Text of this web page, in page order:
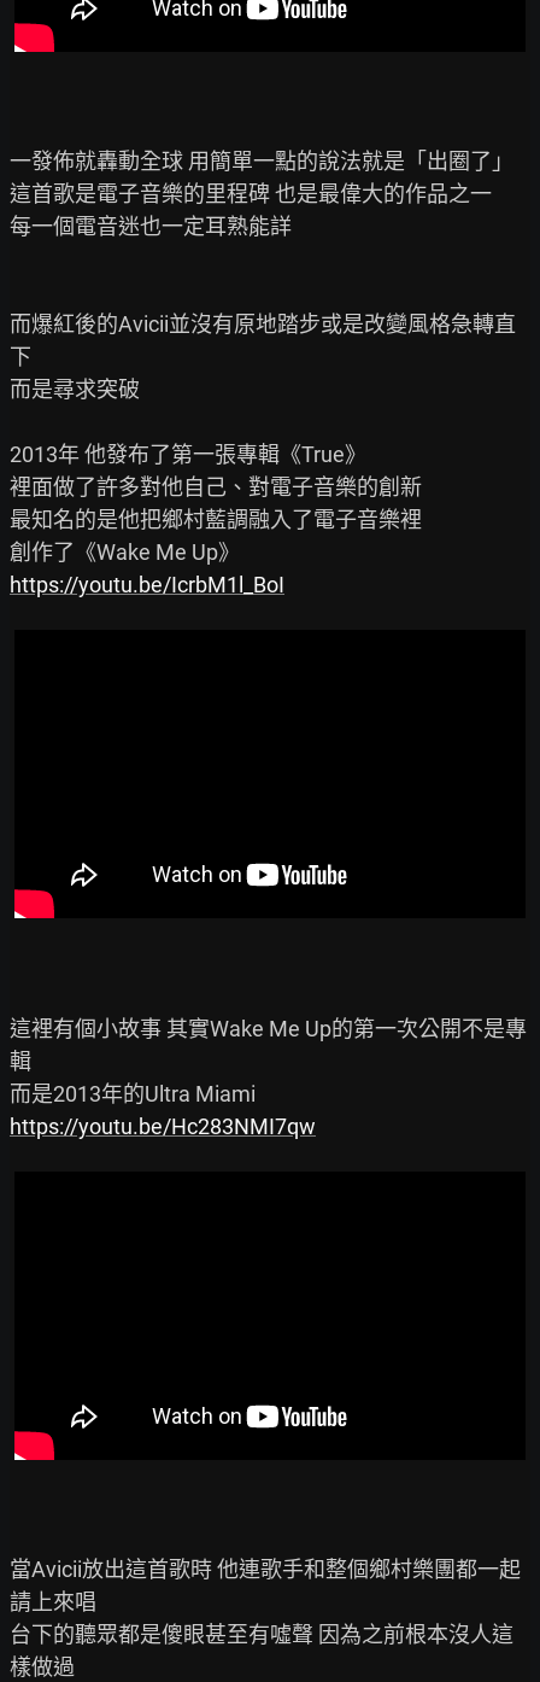
一發佈就轟動全球 用簡單一點的說法就是「出圈了」
這首歌是電子音樂的里程碑 也是最偉大的作品之一
每一個電音迷也一定耳熟能詳
而爆紅後的Avicii並沒有原地踏步或是改變風格急轉直
下
而是尋求突破
2013年 他發布了第一張專輯《True》
裡面做了許多對他自己、對電子音樂的創新
最知名的是他把鄉村藍調融入了電子音樂裡
https://youtu.be/IcrbM1l_BoI
這裡有個小故事 其實Wake Me Up的第一次公開不是專
輯
https://youtu.be/Hc283NMI7qw
當Avicii放出這首歌時 他連歌手和整個鄉村樂團都一起
請上來唱
台下的聽眾都是傻眼甚至有噓聲 因為之前根本沒人這
樣做過